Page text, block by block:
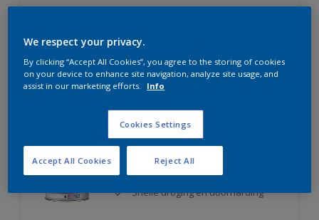
Rubbol BL Rezisto Satin
Extreem kras- en slijtvast
Huidvetresistente zijdeglanslak
Snelle droging en doorharding
We respect your privacy.
By clicking “Accept All Cookies”, you agree to the storing of cookies
on your device to enhance site navigation, analyze site usage, and
assist in our marketing efforts.
Info
Cookies Settings
Reject All
Accept All Cookies